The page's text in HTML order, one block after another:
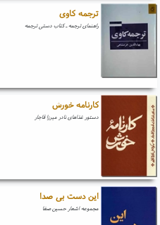
ترجمه کاوی
راهنمای ترجمه ـ کتاب دستی ترجمه
کارنامه خورش
دستور غذاهای نادر میرزا قاجار
این دست بی صدا
مجموعه اشعار حسین صفا